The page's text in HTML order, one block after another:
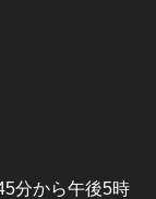
分から午後5時